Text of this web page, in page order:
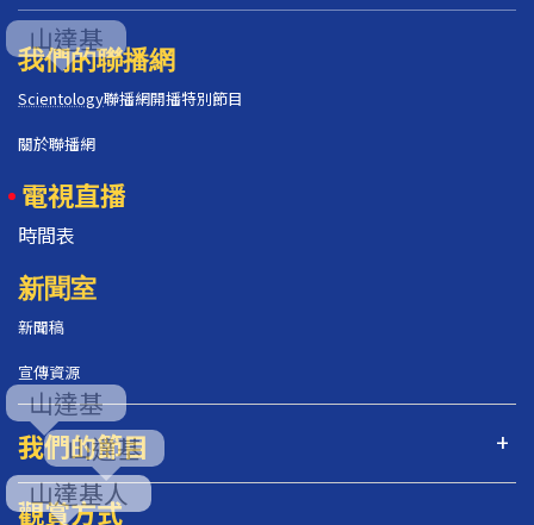
我們的聯播網
Scientology聯播網開播特別節目
關於聯播網
電視直播
時間表
新聞室
新聞稿
宣傳資源
我們的節目
觀賞方式